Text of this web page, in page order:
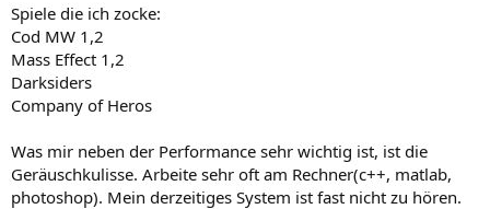
Spiele die ich zocke:
Cod MW 1,2
Mass Effect 1,2
Darksiders
Company of Heros
Was mir neben der Performance sehr wichtig ist, ist die
Geräuschkulisse. Arbeite sehr oft am Rechner(c++, matlab,
photoshop). Mein derzeitiges System ist fast nicht zu hören.